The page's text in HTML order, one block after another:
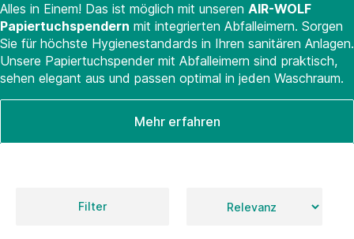
Alles in Einem! Das ist möglich mit unseren AIR-WOLF
Papiertuchspendern mit integrierten Abfalleimern. Sorgen
Sie für höchste Hygienestandards in Ihren sanitären Anlagen.
Unsere Papiertuchspender mit Abfalleimern sind praktisch,
sehen elegant aus und passen optimal in jeden Waschraum.
Mehr erfahren
Filter